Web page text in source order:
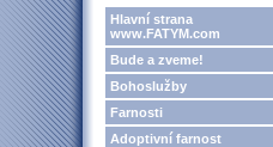
Hlavní strana
www.FATYM.com
Bude a zveme!
Bohoslužby
Farnosti
Adoptivní farnost